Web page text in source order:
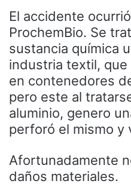
El accidente
ProchemBio. Se
sustancia química
industria textil,
en contenedores
pero este al
aluminio, genero
perforó el mismo y
Afortunadamente
daños materiales.